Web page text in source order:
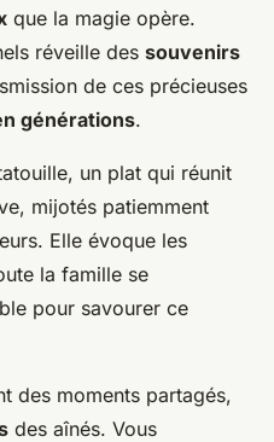
que la magie opère.
réveille des souvenirs
de ces précieuses
générations.
un plat qui réunit
mijotés patiemment
Elle évoque les
la famille se
pour savourer ce
des moments partagés,
des aînés. Vous